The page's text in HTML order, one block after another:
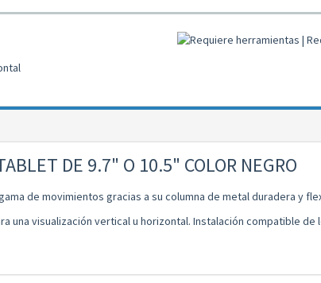
DE 9.7" O 10.5" COLOR NEGRO
de movimientos gracias a su columna de metal duradera y
una visualización vertical u horizontal. Instalación compatible